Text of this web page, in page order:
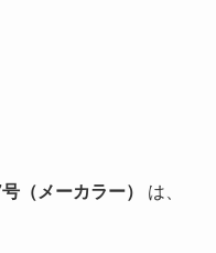
（メーカラー）
は、